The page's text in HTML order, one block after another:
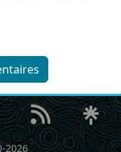
2026